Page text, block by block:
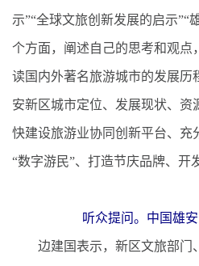
示”“全球文旅创新发展的启示”“
个方面，阐述自己的思考和观点
读国内外著名旅游城市的发展历
安新区城市定位、发展现状、资
快建设旅游业协同创新平台、充
“数字游民”、打造节庆品牌、开
听众提问。中国雄
边建国表示，新区文旅部门